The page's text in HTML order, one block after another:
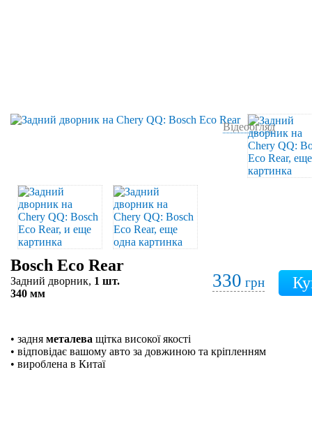
Відеоогляд
Bosch Eco Rear
Задний дворник, 1 шт.
340 мм
330 грн
• задня металева щітка високої якості
• відповідає вашому авто за довжиною та кріпленням
• вироблена в Китаї